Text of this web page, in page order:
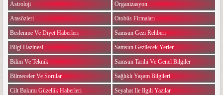
Astroloji
Atasözleri
Beslenme Ve Diyet Haberleri
Bilgi Hazinesi
Bilim Ve Teknik
Bilmeceler Ve Sorular
Cilt Bakımı Güzellik Haberleri
Organizasyon
Otobüs Firmaları
Samsun Gezi Rehberi
Samsun Gezilecek Yerler
Samsun Tarihi Ve Genel Bilgiler
Sağlıklı Yaşam Bilgileri
Seyahat Ile Ilgili Yazılar